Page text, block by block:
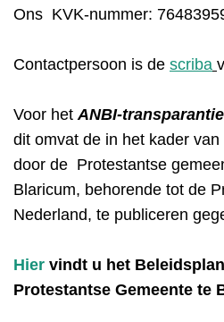
Ons KVK-nummer:
Contactpersoon is de scriba
Voor hetANBI-
dit omvat de in het kader
door de Protestantse
Blaricum, behorende tot de
Nederland, te publiceren
Hier vindt u het Beleidsplan
Protestantse Gemeente te